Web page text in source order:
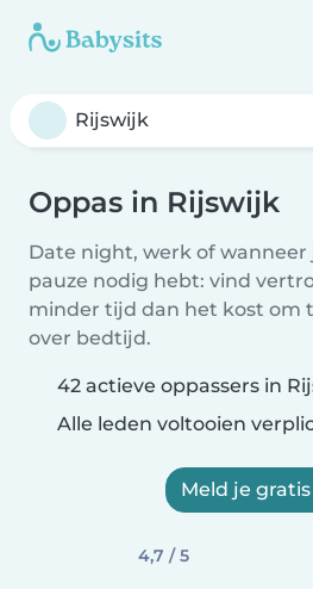
Oppas in Rijswijk
Date night, werk of wanneer
pauze nodig hebt: vind
minder tijd dan het kost om
over bedtijd.
42 actieve oppassers in
Alle leden voltooien
Meld je
4,7 / 5